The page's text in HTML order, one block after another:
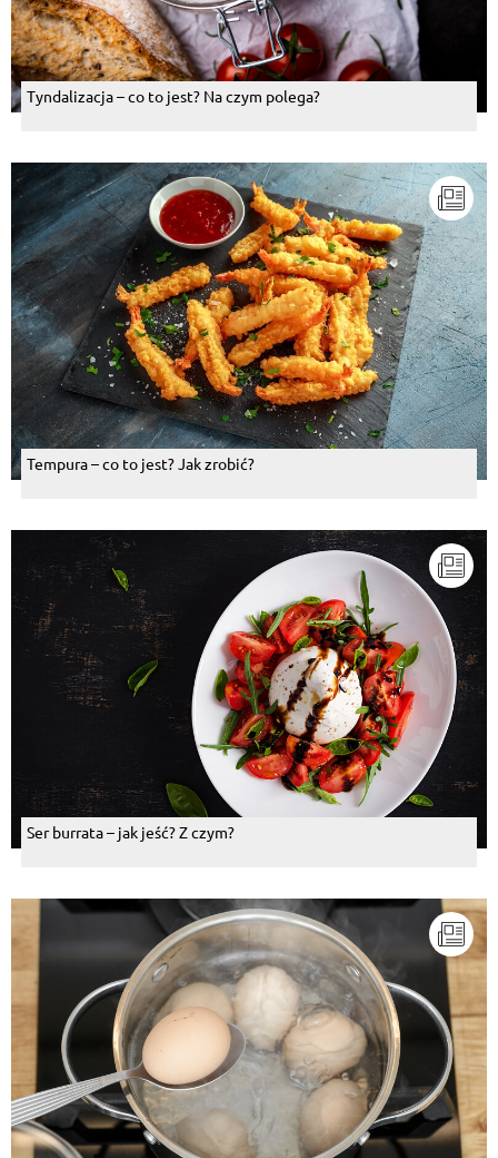
Tyndalizacja – co to jest? Na czym polega?
Tempura – co to jest? Jak zrobić?
Ser burrata – jak jeść? Z czym?